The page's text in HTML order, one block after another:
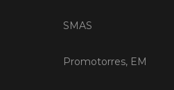
SMAS
Promotorres, EM